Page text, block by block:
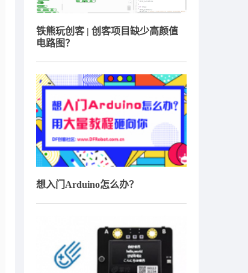
铁熊玩创客 | 创客项目缺少高颜值
电路图？
想入门Arduino怎么办？